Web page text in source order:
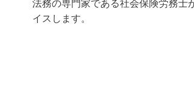
法務の専門家である社会保険労務士
イスします。